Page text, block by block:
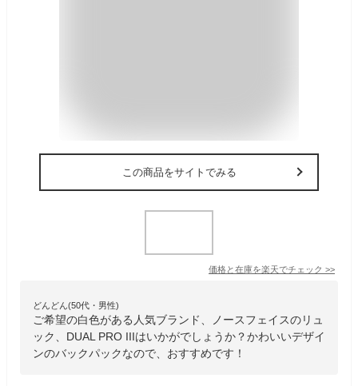
この商品をサイトでみる
価格と在庫を楽天でチェック >>
どんどん(50代・男性)
ご希望の白色がある人気ブランド、ノースフェイスのリュ
ック、DUAL PRO IIIはいかがでしょうか？かわいいデザイ
ンのバックパックなので、おすすめです！